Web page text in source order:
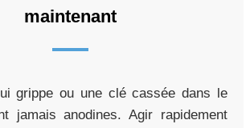
maintenant
grippe ou une clé cassée dans le
jamais anodines. Agir rapidement